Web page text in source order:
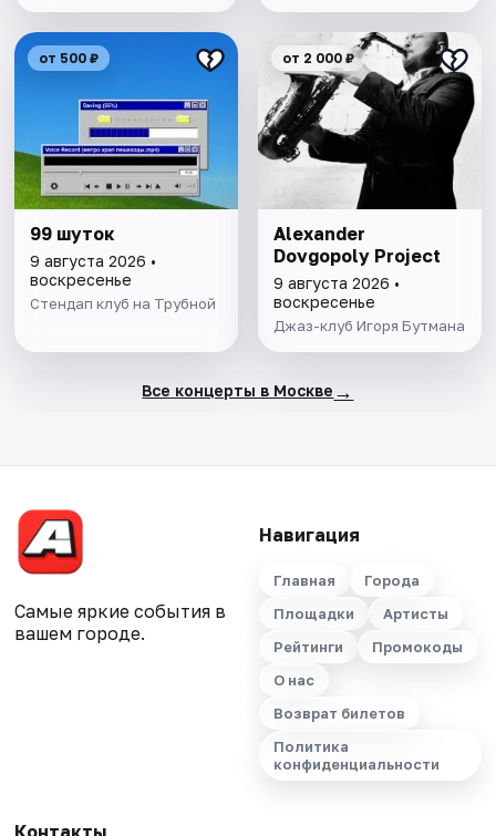
от 500 ₽
99 шуток
9 августа 2026 •
воскресенье
Стендап клуб на Трубной
от 2 000 ₽
Alexander
Dovgopoly Project
9 августа 2026 •
воскресенье
Джаз-клуб Игоря Бутмана
Все концерты в Москве →
Самые яркие события в
вашем городе.
Навигация
Главная
Города
Площадки
Артисты
Рейтинги
Промокоды
О нас
Возврат билетов
Политика
конфиденциальности
Контакты